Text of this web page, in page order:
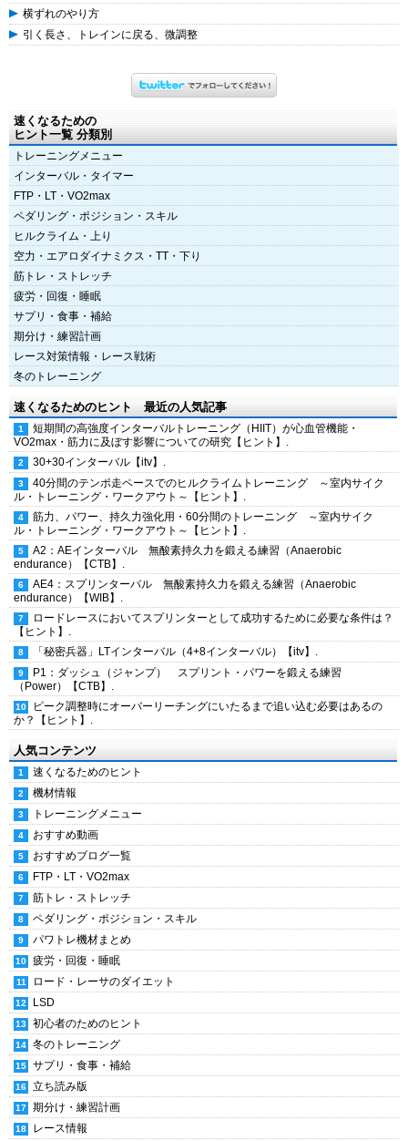
横ずれのやり方
引く長さ、トレインに戻る、微調整
速くなるための
ヒント一覧 分類別
トレーニングメニュー
インターバル・タイマー
FTP・LT・VO2max
ペダリング・ポジション・スキル
ヒルクライム・上り
空力・エアロダイナミクス・TT・下り
筋トレ・ストレッチ
疲労・回復・睡眠
サプリ・食事・補給
期分け・練習計画
レース対策情報・レース戦術
冬のトレーニング
速くなるためのヒント 最近の人気記事
短期間の高強度インターバルトレーニング（HIIT）が心血管機能・
VO2max・筋力に及ぼす影響についての研究【ヒント】.
30+30インターバル【itv】.
40分間のテンポ走ペースでのヒルクライムトレーニング ～室内サイク
ル・トレーニング・ワークアウト～【ヒント】.
筋力、パワー、持久力強化用・60分間のトレーニング ～室内サイク
ル・トレーニング・ワークアウト～【ヒント】.
A2：AEインターバル 無酸素持久力を鍛える練習（Anaerobic
endurance）【CTB】.
AE4：スプリンターバル 無酸素持久力を鍛える練習（Anaerobic
endurance）【WIB】.
ロードレースにおいてスプリンターとして成功するために必要な条件は？
【ヒント】.
「秘密兵器」LTインターバル（4+8インターバル）【itv】.
P1：ダッシュ（ジャンプ） スプリント・パワーを鍛える練習
（Power）【CTB】.
ピーク調整時にオーバーリーチングにいたるまで追い込む必要はあるの
か？【ヒント】.
人気コンテンツ
速くなるためのヒント
機材情報
トレーニングメニュー
おすすめ動画
おすすめブログ一覧
FTP・LT・VO2max
筋トレ・ストレッチ
ペダリング・ポジション・スキル
パワトレ機材まとめ
疲労・回復・睡眠
ロード・レーサのダイエット
LSD
初心者のためのヒント
冬のトレーニング
サプリ・食事・補給
立ち読み版
期分け・練習計画
レース情報